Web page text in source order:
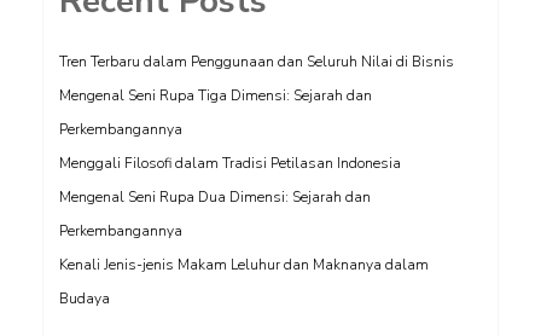
Tren Terbaru dalam Penggunaan dan Seluruh Nilai di Bisnis
Mengenal Seni Rupa Tiga Dimensi: Sejarah dan
Perkembangannya
Menggali Filosofi dalam Tradisi Petilasan Indonesia
Mengenal Seni Rupa Dua Dimensi: Sejarah dan
Perkembangannya
Kenali Jenis-jenis Makam Leluhur dan Maknanya dalam
Budaya